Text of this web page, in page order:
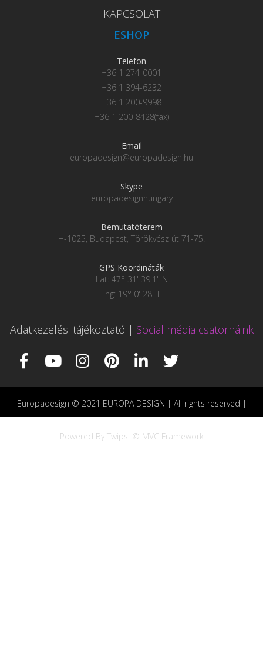
KAPCSOLAT
ESHOP
Telefon
+36 1 274-0001
+36 1 394-6232
+36 1 200-9998
+36 1 200-8428(fax)
Email
europadesign@europadesign.hu
Skype
europadesignhungary
Bemutatóterem
H-1025, Budapest, Törökvész út 71-75.
GPS Koordináták
Lat: 47° 31' 39.1" N
Lng: 19° 0' 28" E
Adatkezelési tájékoztató | Social média csatornáink
Europadesign © 2021 EUROPA DESIGN | All rights reserved |
Powered By Twipsi © MVC Framework